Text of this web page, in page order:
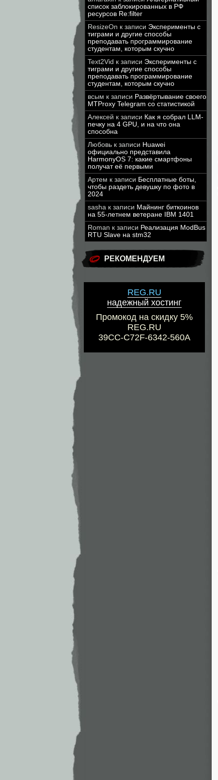
список заблокированных в РФ
ресурсов Re:filter
ResizeOn к записи Эксперименты с
тиграми и другие способы
преподавать программирование
студентам, которым скучно
Text2Vid к записи Эксперименты с
тиграми и другие способы
преподавать программирование
студентам, которым скучно
всым к записи Развёртывание своего
MTProxy Telegram со статистикой
Алексей к записи Как я собрал LLM-
печку на 4 GPU, и на что она
способна
Любовь к записи Huawei
официально представила
HarmonyOS 7: какие смартфоны
получат её первыми
Артем к записи Бесплатные боты,
чтобы раздеть девушку по фото в
2024
sasha к записи Майнинг биткоинов
на 55-летнем ветеране IBM 1401
Roman к записи Реализация ModBus
RTU Slave на stm32
РЕКОМЕНДУЕМ
REG.RU
надежный хостинг
Промокод на скидку 5%
REG.RU
39CC-C72F-6342-560A